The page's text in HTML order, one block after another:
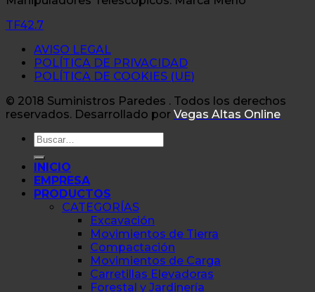
TF42.7
AVISO LEGAL
POLÍTICA DE PRIVACIDAD
POLÍTICA DE COOKIES (UE)
© 2018 Suministros Paredes . Todos los derechos
reservados. Desarrollado por Vegas Altas Online
Buscar
por:
INICIO
EMPRESA
PRODUCTOS
CATEGORÍAS
Excavación
Movimientos de Tierra
Compactación
Movimientos de Carga
Carretillas Elevadoras
Forestal y Jardinería